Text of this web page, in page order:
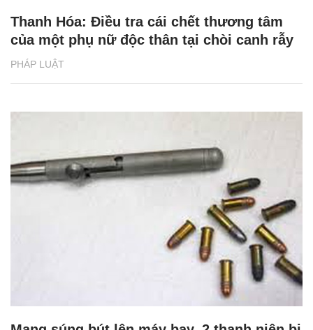
PHÁP LUẬT
Thanh Hóa: Điều tra cái chết thương tâm
của một phụ nữ độc thân tại chòi canh rẫy